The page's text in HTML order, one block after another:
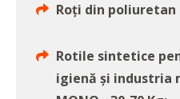
Roți din
Rotile sintetice
igienă și industria